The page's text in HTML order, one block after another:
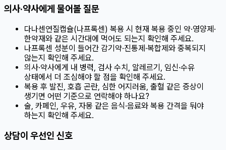
의사·약사에게 물어볼 질문
다나센연질캡슐(나프록센) 복용 시 현재 복용 중인 약·영양제·
한약재와 같은 시간대에 먹어도 되는지 확인해 주세요.
나프록센 성분이 들어간 감기약·진통제·복합제와 중복되지
않는지 확인해 주세요.
의사·약사에게 내 병력, 검사 수치, 알레르기, 임신·수유
상태에서 더 조심해야 할 점을 확인해 주세요.
복용 후 발진, 호흡 곤란, 심한 어지러움, 출혈 같은 증상이
생기면 어떤 기준으로 연락해야 하나요?
술, 카페인, 우유, 자몽 같은 음식·음료와 복용 간격을 둬야
하는지 확인해 주세요.
상담이 우선인 신호